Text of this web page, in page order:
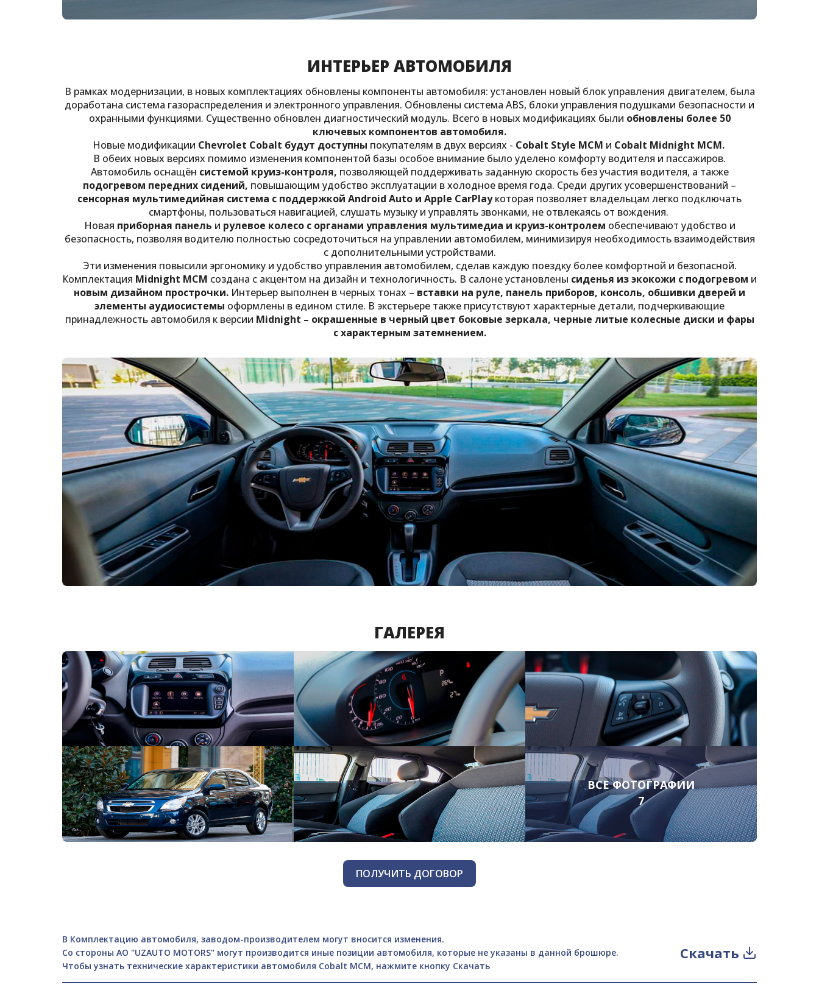
ИНТЕРЬЕР АВТОМОБИЛЯ
В рамках модернизации, в новых комплектациях обновлены компоненты автомобиля: установлен новый блок управления двигателем, была
доработана система газораспределения и электронного управления. Обновлены система ABS, блоки управления подушками безопасности и
охранными функциями. Существенно обновлен диагностический модуль. Всего в новых модификациях были обновлены более 50
ключевых компонентов автомобиля.
Новые модификации Chevrolet Cobalt будут доступны покупателям в двух версиях - Cobalt Style MCM и Cobalt Midnight MCM.
В обеих новых версиях помимо изменения компонентой базы особое внимание было уделено комфорту водителя и пассажиров.
Автомобиль оснащён системой круиз-контроля, позволяющей поддерживать заданную скорость без участия водителя, а также
подогревом передних сидений, повышающим удобство эксплуатации в холодное время года. Среди других усовершенствований –
сенсорная мультимедийная система с поддержкой Android Auto и Apple CarPlayкоторая позволяет владельцам легко подключать
смартфоны, пользоваться навигацией, слушать музыку и управлять звонками, не отвлекаясь от вождения.
Новая приборная панель и рулевое колесо с органами управления мультимедиа и круиз-контролем обеспечивают удобство и
безопасность, позволяя водителю полностью сосредоточиться на управлении автомобилем, минимизируя необходимость взаимодействия
с дополнительными устройствами.
Эти изменения повысили эргономику и удобство управления автомобилем, сделав каждую поездку более комфортной и безопасной.
Комплектация Midnight MCM создана с акцентом на дизайн и технологичность. В салоне установлены сиденья из экокожи с подогревом и
новым дизайном прострочки. Интерьер выполнен в черных тонах – вставки на руле, панель приборов, консоль, обшивки дверей и
элементы аудиосистемы оформлены в едином стиле. В экстерьере также присутствуют характерные детали, подчеркивающие
принадлежность автомобиля к версии Midnight – окрашенные в черный цвет боковые зеркала, черные литые колесные диски и фары
с характерным затемнением.
ГАЛЕРЕЯ
ВСЕ ФОТОГРАФИИ
7
ПОЛУЧИТЬ ДОГОВОР
В Комплектацию автомобиля, заводом-производителем могут вносится изменения.
Со стороны АО "UZAUTO MOTORS" могут производится иные позиции автомобиля, которые не указаны в данной брошюре.
Чтобы узнать технические характеристики автомобиля Cobalt MCM, нажмите кнопку Скачать
Скачать